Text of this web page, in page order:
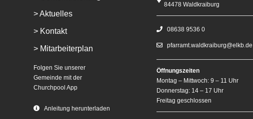
> Aktuelles
> Kontakt
> Mitarbeiterplan
Folgen Sie unserer
Gemeinde mit der
Churchpool App
Anleitung herunterladen
84478 Waldkraiburg
08638 9536 0
pfarramt.waldkraiburg@elkb.de
Öffnungszeiten
Montag – Mittwoch: 9 – 11 Uhr
Donnerstag: 14 – 17 Uhr
Freitag geschlossen